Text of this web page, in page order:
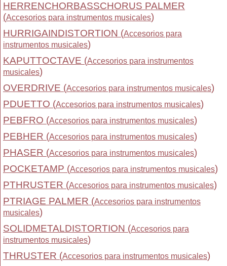
HERRENCHORBASSCHORUS PALMER
(Accesorios para instrumentos musicales)
HURRIGAINDISTORTION (Accesorios para
instrumentos musicales)
KAPUTTOCTAVE (Accesorios para instrumentos
musicales)
OVERDRIVE (Accesorios para instrumentos musicales)
PDUETTO (Accesorios para instrumentos musicales)
PEBFRO (Accesorios para instrumentos musicales)
PEBHER (Accesorios para instrumentos musicales)
PHASER (Accesorios para instrumentos musicales)
POCKETAMP (Accesorios para instrumentos musicales)
PTHRUSTER (Accesorios para instrumentos musicales)
PTRIAGE PALMER (Accesorios para instrumentos
musicales)
SOLIDMETALDISTORTION (Accesorios para
instrumentos musicales)
THRUSTER (Accesorios para instrumentos musicales)